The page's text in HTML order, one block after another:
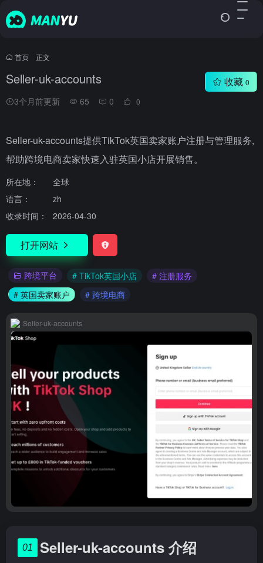
首页 正文
Seller-uk-accounts
3个月前更新 65 0 0
收藏 0
Seller-uk-accounts提供TikTok英国卖家账户注册与管理服务,
帮助跨境电商卖家快速入驻英国小店开展销售。
所在地：
全球
语言：
zh
收录时间：
2026-04-30
打开网站
跨境平台 # TikTok英国小店
# 注册服务
# 英国卖家账户
# 跨境电商
Seller-uk-accounts
01 Seller-uk-accounts 介绍